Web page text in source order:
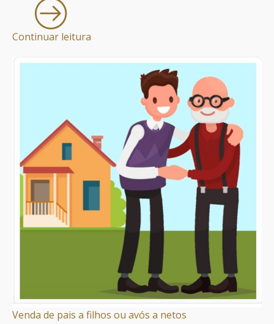
Continuar leitura
Venda de pais a filhos ou avós a netos